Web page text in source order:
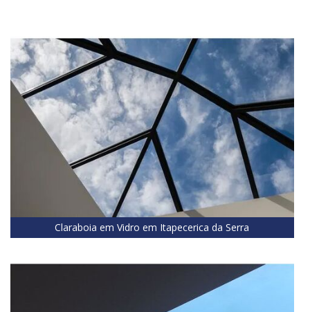
Claraboia em Vidro em Itapecerica da Serra